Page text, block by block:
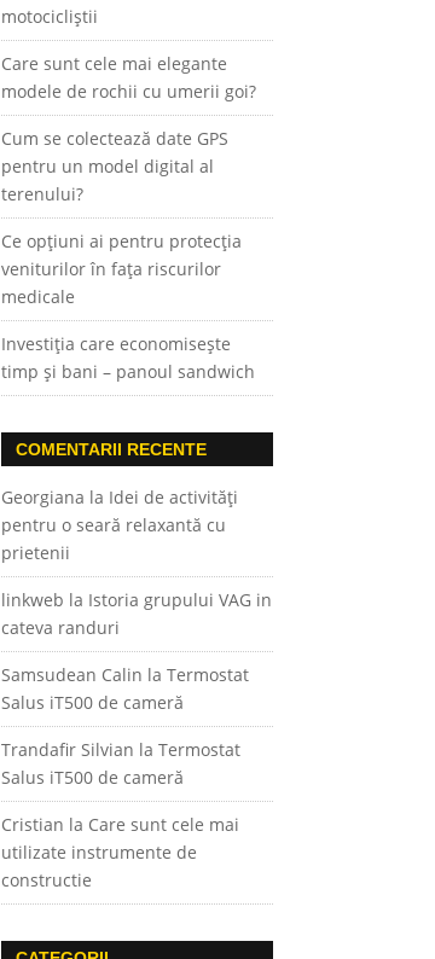
motocicliștii
Care sunt cele mai elegante
modele de rochii cu umerii goi?
Cum se colectează date GPS
pentru un model digital al
terenului?
Ce opțiuni ai pentru protecția
veniturilor în fața riscurilor
medicale
Investiția care economisește
timp și bani – panoul sandwich
COMENTARII RECENTE
Georgiana la Idei de activități
pentru o seară relaxantă cu
prietenii
linkweb la Istoria grupului VAG in
cateva randuri
Samsudean Calin laTermostat
Salus iT500 de cameră
Trandafir Silvian laTermostat
Salus iT500 de cameră
Cristian la Care sunt cele mai
utilizate instrumente de
constructie